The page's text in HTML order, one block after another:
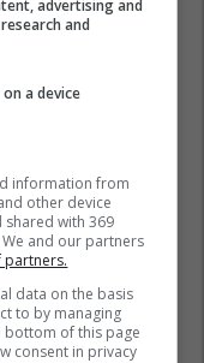
advertising and
and
a device
information from
other device
shared with 369
and our partners
partners.
data on the basis
to by managing
bottom of this page
consent in privacy